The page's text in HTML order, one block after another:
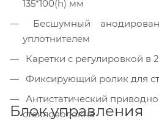
135*100(h) мм
уплотнителем
Каретки с регулировкой в
Фиксирующий ролик для
стекловолокна
Блок управления